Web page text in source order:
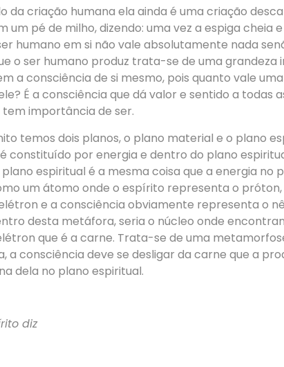
da criação humana ela ainda é uma criação
um pé de milho, dizendo: uma vez a espiga cheia
humano em si não vale absolutamente nada
o ser humano produz trata-se de uma grandeza
a consciência de si mesmo, pois quanto vale
É a consciência que dá valor e sentido a todas
tem importância de ser.
temos dois planos, o plano material e o plano
constituído por energia e dentro do plano
plano espiritual é a mesma coisa que a energia no
um átomo onde o espírito representa o
e a consciência obviamente representa o
desta metáfora, seria o núcleo onde
que é a carne. Trata-se de uma
a consciência deve se desligar da carne que a
dela no plano espiritual.
diz